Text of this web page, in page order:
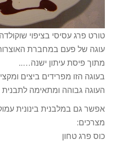
טורט פרג עסיסי בציפוי שוקולדה
עוגה של פעם במחברת
מתוך פיסת עיתון ישנה…..
בעוגה הזו מפרידים ביצים
העוגה גבוהה ומתאימה לתבנית מספר
אפשר גם במלבנית בינונית
מצרכים:
כוס פרג טחון